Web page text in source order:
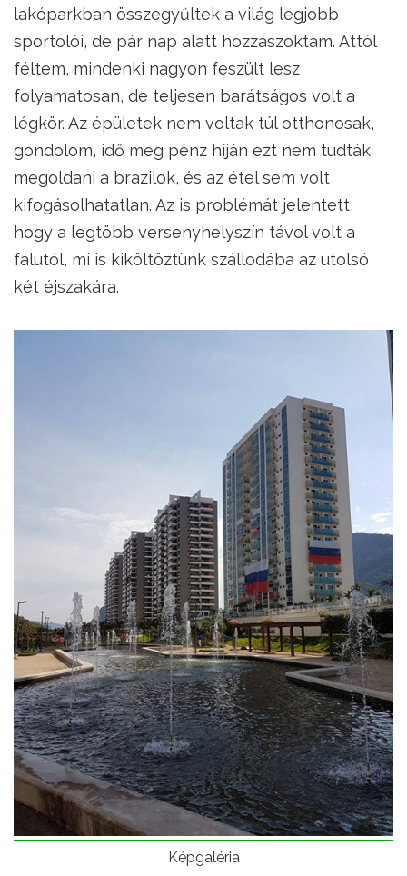
lakóparkban összegyűltek a világ legjobb
sportolói, de pár nap alatt hozzászoktam. Attól
féltem, mindenki nagyon feszült lesz
folyamatosan, de teljesen barátságos volt a
légkör. Az épületek nem voltak túl otthonosak,
gondolom, idő meg pénz híján ezt nem tudták
megoldani a brazilok, és az étel sem volt
kifogásolhatatlan. Az is problémát jelentett,
hogy a legtöbb versenyhelyszín távol volt a
falutól, mi is kiköltöztünk szállodába az utolsó
két éjszakára.
Képgaléria